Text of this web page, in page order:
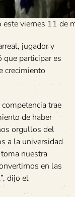
este viernes 11 de
jugador y
participar es
crecimiento
trae
de haber
orgullos del
a la universidad
nuestra
en las
dijo el